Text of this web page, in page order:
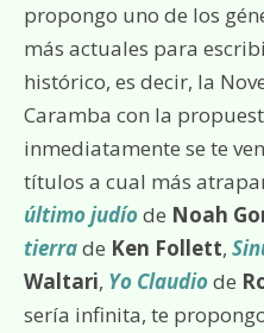
propongo uno de los
más actuales para
histórico, es decir, la
Caramba con la
inmediatamente se te
títulos a cual más
último judíode Noah
tierrade Ken Follett,
Waltari, Yo Claudiode
sería infinita, te